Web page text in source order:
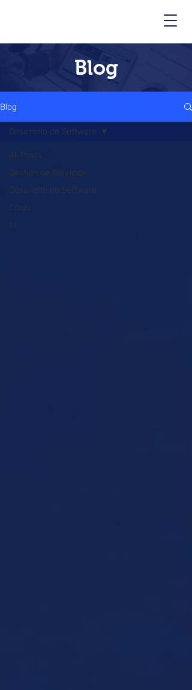
Blog
Blog
All Posts
Gestión de Servicios
Desarrollo de Software
Cloud
AI
Desarrollo de Software